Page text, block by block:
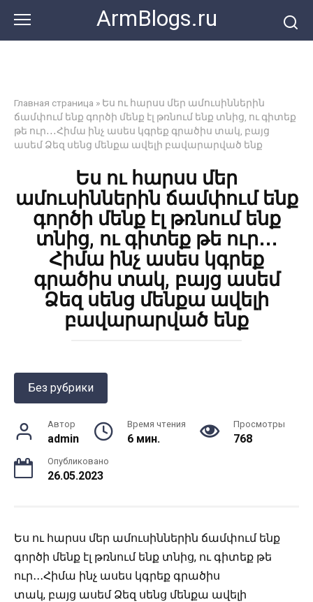
контенту
ArmBlogs.ru
Главная страница » Ես ու հարսս մեր ամուսիններին
ճամփում ենք գործի մենք էլ թռնում ենք տնից, ու գիտեք
թե ուր․․․Հիմա ինչ ասես կգրեք գրածիս տակ, բայց
ասեմ Ձեզ սենց մենքա ավելի բավարարված ենք
Ես ու հարսս մեր
ամուսիններին ճամփում ենք
գործի մենք էլ թռնում ենք
տնից, ու գիտեք թե ուր․․․
Հիմա ինչ ասես կգրեք
գրածիս տակ, բայց ասեմ
Ձեզ սենց մենքա ավելի
բավարարված ենք
Без рубрики
Автор
admin
Время чтения
6 мин.
Просмотры
768
Опубликовано
26.05.2023
Ես ու հարսս մեր ամուսիններին ճամփում ենք
գործի մենք էլ թռնում ենք տնից, ու գիտեք թե
ուր․․․Հիմա ինչ ասես կգրեք գրածիս
տակ, բայց ասեմ Ձեզ սենց մենքա ավելի